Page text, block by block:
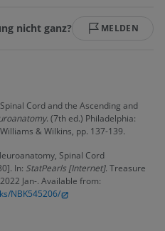
nicht ganz? MELDEN
Cord and the Ascending and
. (7th ed.) Philadelphia:
& Wilkins, pp. 137-139.
Spinal Cord
In: StatPearls [Internet]. Treasure
Jan-. Available from:
NBK545206/